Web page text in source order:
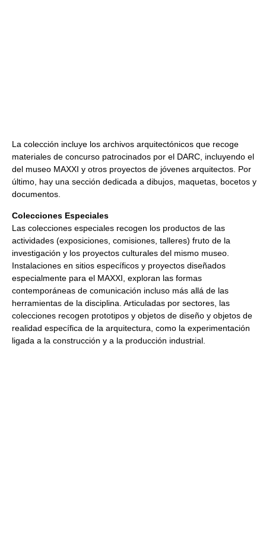
La colección incluye los archivos arquitectónicos que recoge
materiales de concurso patrocinados por el DARC, incluyendo el
del museo MAXXI y otros proyectos de jóvenes arquitectos. Por
último, hay una sección dedicada a dibujos, maquetas, bocetos y
documentos.
Colecciones Especiales
Las colecciones especiales recogen los productos de las
actividades (exposiciones, comisiones, talleres) fruto de la
investigación y los proyectos culturales del mismo museo.
Instalaciones en sitios específicos y proyectos diseñados
especialmente para el MAXXI, exploran las formas
contemporáneas de comunicación incluso más allá de las
herramientas de la disciplina. Articuladas por sectores, las
colecciones recogen prototipos y objetos de diseño y objetos de
realidad específica de la arquitectura, como la experimentación
ligada a la construcción y a la producción industrial.